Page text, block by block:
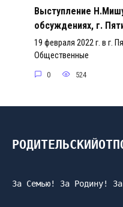
Выступление
обсуждениях, г.
19 февраля 2022 г. в г.
Общественные
0 524
За Семью! За Родину! За